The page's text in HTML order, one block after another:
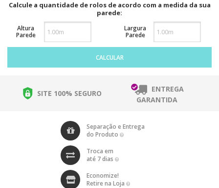
Calcule a quantidade de rolos de acordo com a medida da sua
parede:
Altura
Parede
Largura
Parede
CALCULAR
SITE 100% SEGURO
ENTREGA
GARANTIDA
Separação e Entrega
do Produto
Troca em
até 7 dias
Economize!
Retire na Loja